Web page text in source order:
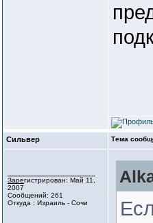
Сильвер Тема
Зарегистрирован: Май 11,
2007
Сообщений: 261
Откуда : Израиль - Сочи